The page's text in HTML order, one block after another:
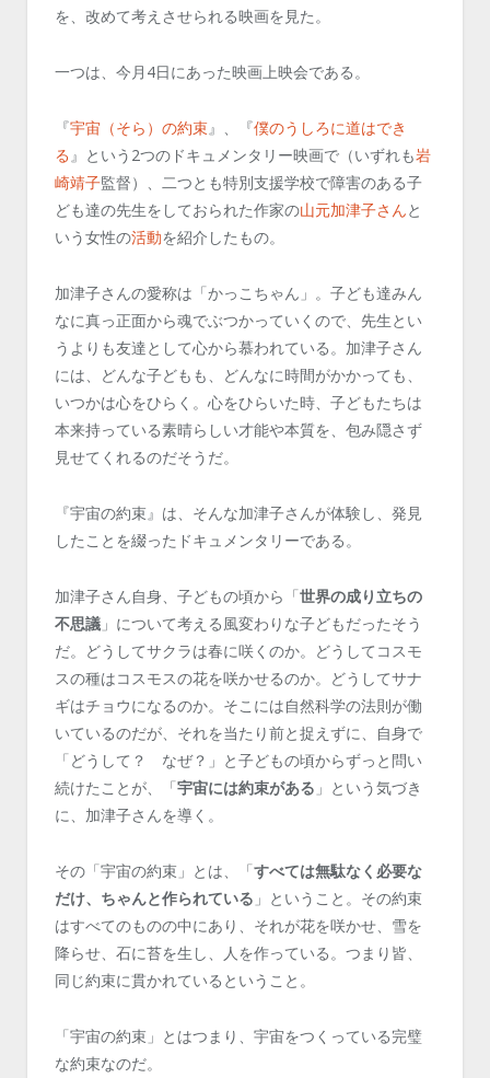
を、改めて考えさせられる映画を見た。
一つは、今月4日にあった映画上映会である。
『宇宙（そら）の約束』、『僕のうしろに道はでき
る 』という2つのドキュメンタリー映画で（いずれも岩
崎靖子監督）、二つとも特別支援学校で障害のある子
ども達の先生をしておられた作家の山元加津子さんと
いう女性の活動を紹介したもの。
加津子さんの愛称は「かっこちゃん」。子ども達みん
なに真っ正面から魂でぶつかっていくので、先生とい
うよりも友達として心から慕われている。加津子さん
には、どんな子どもも、どんなに時間がかかっても、
いつかは心をひらく。心をひらいた時、子どもたちは
本来持っている素晴らしい才能や本質を、包み隠さず
見せてくれるのだそうだ。
『宇宙の約束』は、そんな加津子さんが体験し、発見
したことを綴ったドキュメンタリーである。
加津子さん自身、子どもの頃から「世界の成り立ちの
不思議 」について考える風変わりな子どもだったそう
だ。どうしてサクラは春に咲くのか。どうしてコスモ
スの種はコスモスの花を咲かせるのか。どうしてサナ
ギはチョウになるのか。そこには自然科学の法則が働
いているのだが、それを当たり前と捉えずに、自身で
「どうして？ なぜ？」と子どもの頃からずっと問い
続けたことが、「宇宙には約束がある 」という気づき
に、加津子さんを導く。
その「宇宙の約束」とは、「すべては無駄なく必要な
だけ、ちゃんと作られている 」ということ。その約束
はすべてのものの中にあり、それが花を咲かせ、雪を
降らせ、石に苔を生し、人を作っている。つまり皆、
同じ約束に貫かれているということ。
「宇宙の約束」とはつまり、宇宙をつくっている完璧
な約束なのだ。